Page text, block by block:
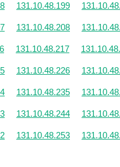
131.10.48.199
131.10.48.208
131.10.48.217
131.10.48.226
131.10.48.235
131.10.48.244
131.10.48.253